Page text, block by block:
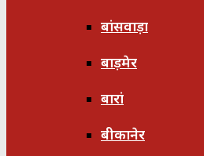
बांसवाड़ा
बाड़मेर
बारां
बीकानेर